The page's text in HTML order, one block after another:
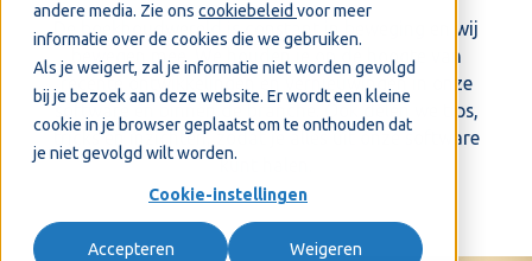
andere media. Zie ons cookiebeleid voor meer
informatie over de cookies die we gebruiken.
Als je weigert, zal je informatie niet worden gevolgd
bij je bezoek aan deze website. Er wordt een kleine
cookie in je browser geplaatst om te onthouden dat
je niet gevolgd wilt worden.
Cookie-instellingen
Accepteren Weigeren
De boekhoudwereld is constant in beweging en wij
bewegen mee. We houden je op de hoogte van
recente ontwikkelingen en vernieuwingen in onze
software en binnen de branche. Ook delen we tips,
tricks en inzichten, zodat je alles uit onze software
kunt halen.